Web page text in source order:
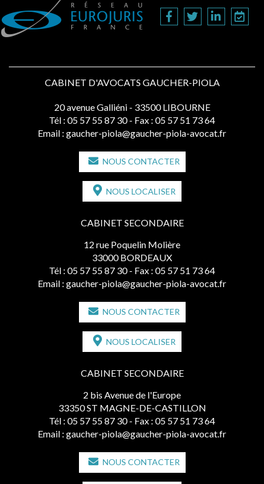
CABINET D'AVOCATS GAUCHER-PIOLA
20 avenue Galliéni - 33500 LIBOURNE
Tél : 05 57 55 87 30 - Fax : 05 57 51 73 64
Email : gaucher-piola@gaucher-piola-avocat.fr
NOUS CONTACTER
NOUS LOCALISER
CABINET SECONDAIRE
12 rue Poquelin Molière
33000 BORDEAUX
Tél : 05 57 55 87 30 - Fax : 05 57 51 73 64
Email : gaucher-piola@gaucher-piola-avocat.fr
NOUS CONTACTER
NOUS LOCALISER
CABINET SECONDAIRE
2 bis Avenue de l'Europe
33350 ST MAGNE-DE-CASTILLON
Tél : 05 57 55 87 30 - Fax : 05 57 51 73 64
Email : gaucher-piola@gaucher-piola-avocat.fr
NOUS CONTACTER